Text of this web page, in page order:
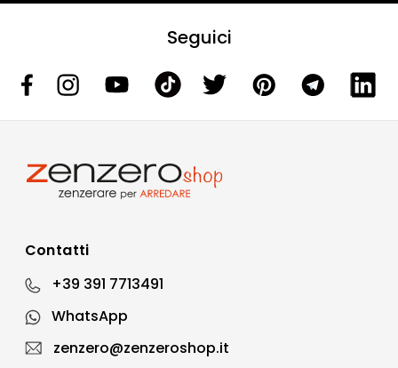
Seguici
Contatti
+39 391 7713491
WhatsApp
zenzero@zenzeroshop.it